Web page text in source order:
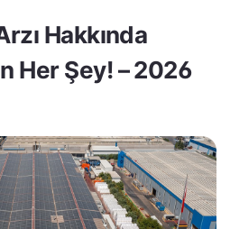
Hakkında
Her Şey! – 2026